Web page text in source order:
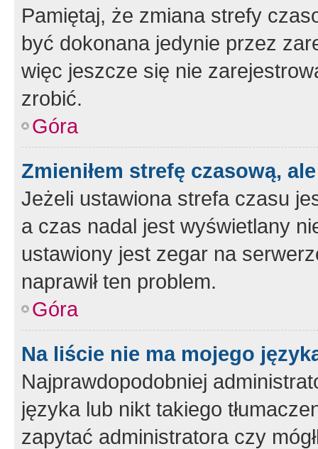
Pamiętaj, że zmiana strefy
być dokonana jedynie przez
więc jeszcze się nie
zrobić.
Góra
Zmieniłem strefę czasową,
Jeżeli ustawiona strefa czasu
a czas nadal jest wyświetlany
ustawiony jest zegar na
naprawił ten problem.
Góra
Na liście nie ma mojego
Najprawdopodobniej
języka lub nikt takiego
zapytać administratora czy